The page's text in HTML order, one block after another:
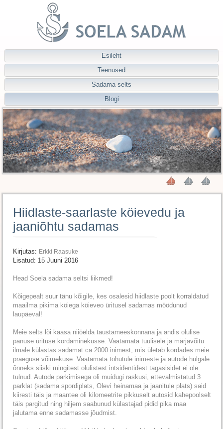
Esileht
Teenused
Sadama selts
Blogi
Hiidlaste-saarlaste köievedu ja
jaaniõhtu sadamas
Kirjutas: Erkki Raasuke
Lisatud: 15 Juuni 2016
Head Soela sadama seltsi liikmed!
Kõigepealt suur tänu kõigile, kes osalesid hiidlaste poolt korraldatud
maailma pikima köiega köieveo üritusel sadamas möödunud
laupäeval!
Meie selts lõi kaasa niiöelda taustameeskonnana ja andis olulise
panuse ürituse kordaminekusse. Vaatamata tuulisele ja märjavõitu
ilmale külastas sadamat ca 2000 inimest, mis ületab kordades meie
praeguse võimekuse. Vaatamata tohutule inimeste ja autode hulgale
õnneks siiski mingitest olulistest intsidentidest tagasisidet ei ole
tulnud. Autode parkimisega oli muidugi raskusi, ettevalmistatud 3
parklat (sadama spordiplats, Olevi heinamaa ja jaanitule plats) said
kiiresti täis ja maantee oli kilomeetrite pikkuselt autosid kahepoolselt
täis pargitud ning hiljem saabunud külastajad pidid pika maa
jalutama enne sadamasse jõudmist.